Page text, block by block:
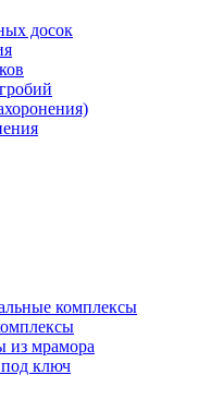
досок
комплексы
из мрамора
ключ